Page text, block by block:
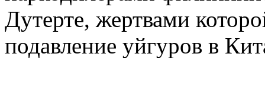
Дутерте, жертвами
подавление уйгуров в